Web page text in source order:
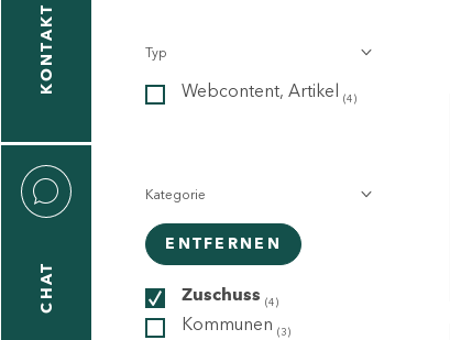
KONTAKT
CHAT
Typ
Webcontent, Artikel (4)
Kategorie
ENTFERNEN
Zuschuss (4)
Kommunen (3)